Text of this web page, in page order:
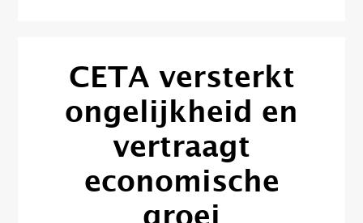
CETA versterkt
ongelijkheid en
vertraagt
economische